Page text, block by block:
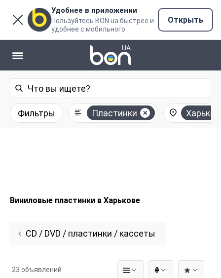
Удобнее в приложении
Пользуйтесь BON.ua быстрее и
удобнее с мобильного
Открыть
Фильтры Пластинки Харьков
Виниловые пластинки в Харькове
CD / DVD / пластинки / кассеты
₴
23 объявлений